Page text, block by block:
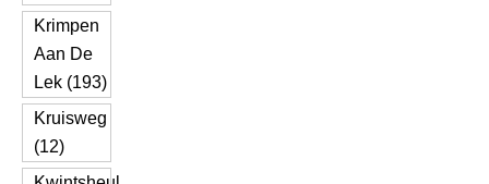
Krimpen
Aan De
Lek (193)
Kruisweg
(12)